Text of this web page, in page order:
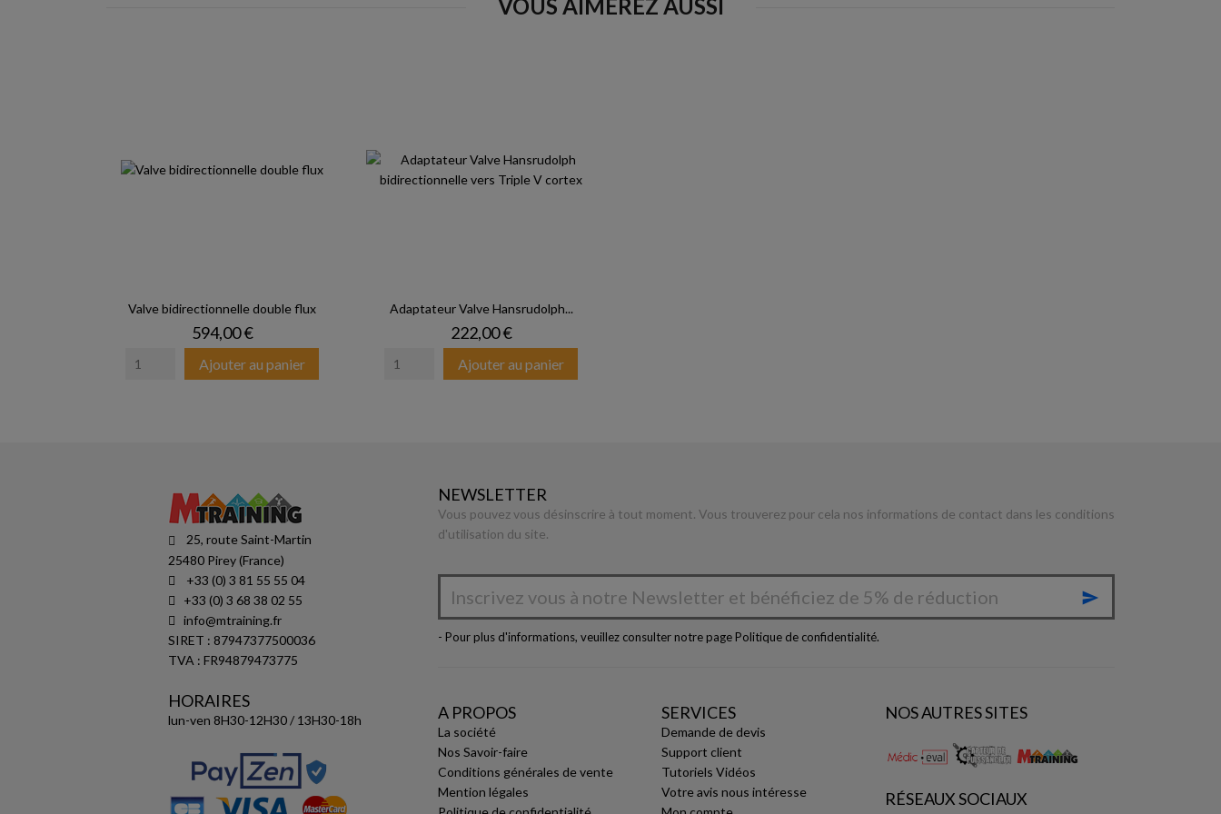
VOUS AIMEREZ AUSSI
Valve bidirectionnelle double flux
Prix
594,00 €
Ajouter au panier
Adaptateur Valve Hansrudolph...
Prix
222,00 €
Ajouter au panier
25, route Saint-Martin
25480 Pirey (France)
+33 (0) 3 81 55 55 04
+33 (0) 3 68 38 02 55
info@mtraining.fr
SIRET : 87947377500036
TVA : FR94879473775
HORAIRES
lun-ven 8H30-12H30 / 13H30-18h
NEWSLETTER
Vous pouvez vous désinscrire à tout moment. Vous trouverez pour cela nos informations de contact dans les conditions
d'utilisation du site.

- Pour plus d'informations, veuillez consulter notre page Politique de confidentialité.
A PROPOS
La société
Nos Savoir-faire
Conditions générales de vente
Mention légales
SERVICES
Demande de devis
Support client
Tutoriels Vidéos
Votre avis nous intéresse
NOS AUTRES SITES
RÉSEAUX SOCIAUX